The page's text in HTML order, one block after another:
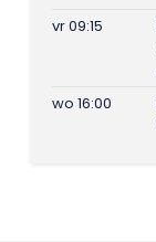
vr 09:15
wo 16:00